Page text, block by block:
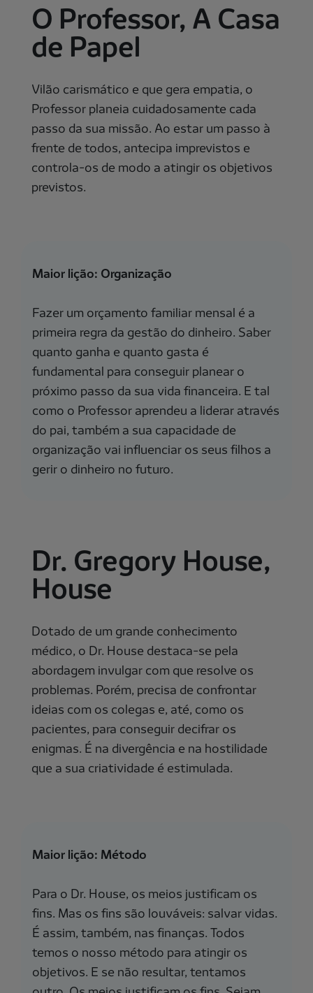
O Professor, A Casa
de Papel
Vilão carismático e que gera empatia, o
Professor planeia cuidadosamente cada
passo da sua missão. Ao estar um passo à
frente de todos, antecipa imprevistos e
controla-os de modo a atingir os objetivos
previstos.
Maior lição: Organização
Fazer um orçamento familiar mensal é a
primeira regra da gestão do dinheiro. Saber
quanto ganha e quanto gasta é
fundamental para conseguir planear o
próximo passo da sua vida financeira. E tal
como o Professor aprendeu a liderar através
do pai, também a sua capacidade de
organização vai influenciar os seus filhos a
gerir o dinheiro no futuro.
Dr. Gregory House,
House
Dotado de um grande conhecimento
médico, o Dr. House destaca-se pela
abordagem invulgar com que resolve os
problemas. Porém, precisa de confrontar
ideias com os colegas e, até, como os
pacientes, para conseguir decifrar os
enigmas. É na divergência e na hostilidade
que a sua criatividade é estimulada.
Maior lição: Método
Para o Dr. House, os meios justificam os
fins. Mas os fins são louváveis: salvar vidas.
É assim, também, nas finanças. Todos
temos o nosso método para atingir os
objetivos. E se não resultar, tentamos